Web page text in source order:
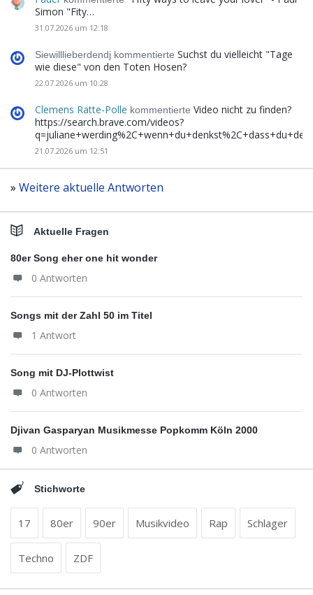
Simon "Fity…
31.07.2026 um 12:18
Siewilllieberdendj kommentierte Suchst du vielleicht "Tage
wie diese" von den Toten Hosen?
22.07.2026 um 10:28
Clemens Ratte-Polle kommentierte Video nicht zu finden?
https://search.brave.com/videos?
21.07.2026 um 12:51
» Weitere aktuelle Antworten
Aktuelle Fragen
80er Song eher one hit wonder
0 Antworten
Songs mit der Zahl 50 im Titel
1 Antwort
Song mit DJ-Plottwist
0 Antworten
Djivan Gasparyan Musikmesse Popkomm Köln 2000
0 Antworten
Stichworte
17 80er 90er Musikvideo Rap Schlager
Techno ZDF